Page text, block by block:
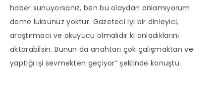
haber sunuyorsanız, ben bu olaydan anlamıyorum
deme lüksünüz yoktur. Gazeteci iyi bir dinleyici,
araştırmacı ve okuyucu olmalıdır ki anladıklarını
aktarabilsin. Bunun da anahtarı çok çalışmaktan ve
yaptığı işi sevmekten geçiyor“ şeklinde konuştu.